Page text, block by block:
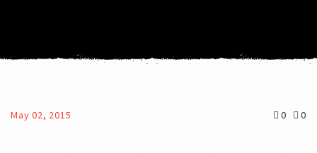
May 02, 2015 0 0